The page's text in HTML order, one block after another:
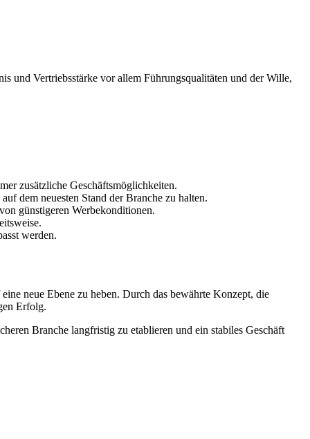
und Vertriebsstärke vor allem Führungsqualitäten und der Wille,
zusätzliche Geschäftsmöglichkeiten.
dem neuesten Stand der Branche zu halten.
günstigeren Werbekonditionen.
werden.
neue Ebene zu heben. Durch das bewährte Konzept, die
Erfolg.
Branche langfristig zu etablieren und ein stabiles Geschäft